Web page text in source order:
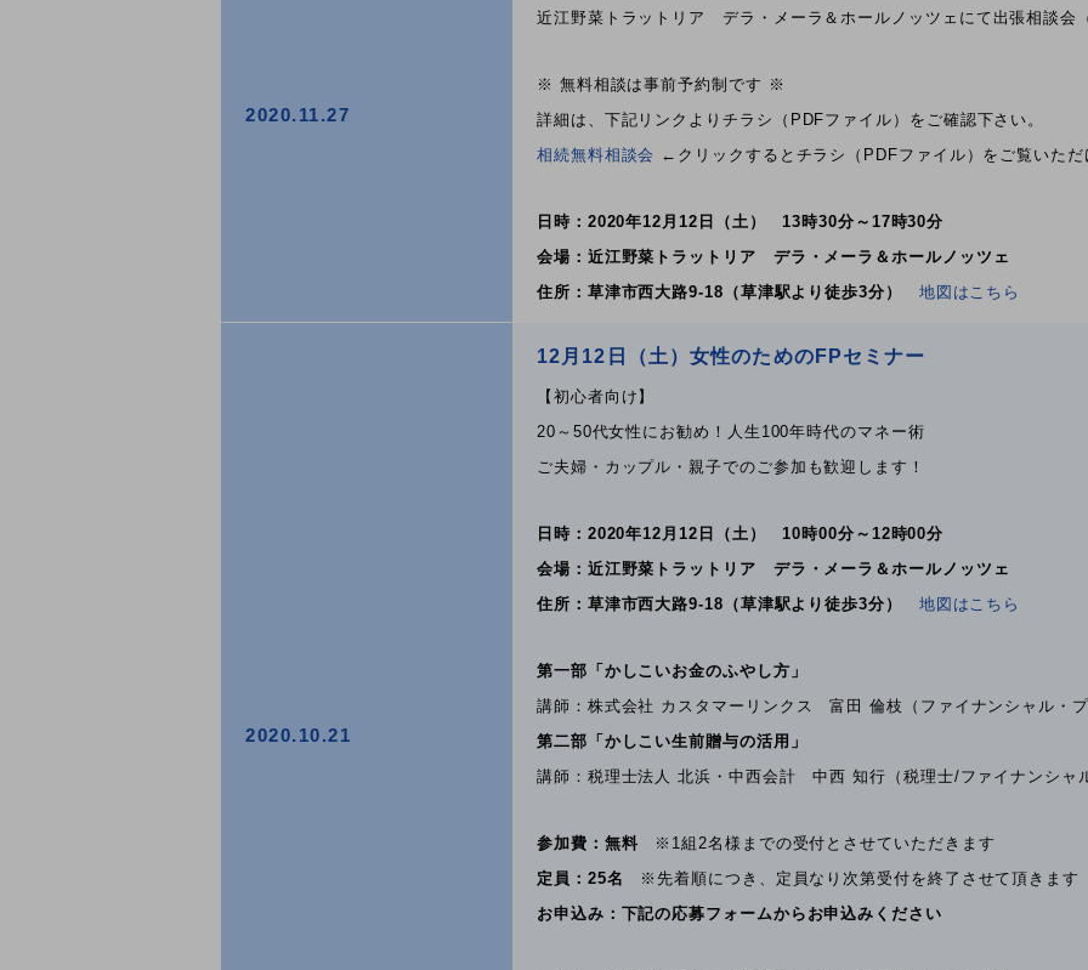
2020.11.27
近江野菜トラットリア デラ・メーラ＆ホールノッツェにて出張相談会
※ 無料相談は事前予約制です ※
詳細は、下記リンクよりチラシ（PDFファイル）をご確認下さい。
相続無料相談会 ←クリックするとチラシ（PDFファイル）をご覧いただ
日時：2020年12月12日（土） 13時30分～17時30分
会場：近江野菜トラットリア デラ・メーラ＆ホールノッツェ
住所：草津市西大路9-18（草津駅より徒歩3分）
地図はこちら
2020.10.21
12月12日（土）女性のためのFPセミナー
【初心者向け】
20～50代女性にお勧め！人生100年時代のマネー術
ご夫婦・カップル・親子でのご参加も歓迎します！
日時：2020年12月12日（土） 10時00分～12時00分
会場：近江野菜トラットリア デラ・メーラ＆ホールノッツェ
住所：草津市西大路9-18（草津駅より徒歩3分）
地図はこちら
第一部「かしこいお金のふやし方」
講師：株式会社 カスタマーリンクス 富田 倫枝（ファイナンシャル・
第二部「かしこい生前贈与の活用」
講師：税理士法人 北浜・中西会計 中西 知行（税理士/ファイナンシャ
参加費：無料※1組2名様までの受付とさせていただきます
定員：25名 ※先着順につき、定員なり次第受付を終了させて頂きます
お申込み：下記の応募フォームからお申込みください